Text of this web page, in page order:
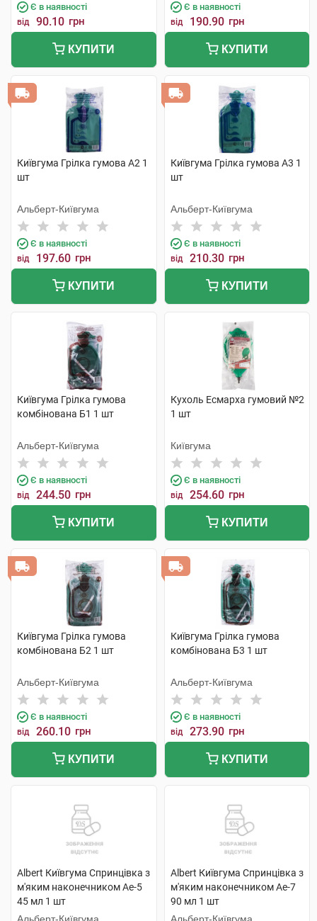
Є в наявності
від 90.10 грн
КУПИТИ
Є в наявності
від 190.90 грн
КУПИТИ
Київгума Грілка гумова А2 1
шт
Альберт-Київгума
Є в наявності
від 197.60 грн
КУПИТИ
Київгума Грілка гумова А3 1
шт
Альберт-Київгума
Є в наявності
від 210.30 грн
КУПИТИ
Київгума Грілка гумова
комбінована Б1 1 шт
Альберт-Київгума
Є в наявності
від 244.50 грн
КУПИТИ
Кухоль Есмарха гумовий №2
1 шт
Київгума
Є в наявності
від 254.60 грн
КУПИТИ
Київгума Грілка гумова
комбінована Б2 1 шт
Альберт-Київгума
Є в наявності
від 260.10 грн
КУПИТИ
Київгума Грілка гумова
комбінована Б3 1 шт
Альберт-Київгума
Є в наявності
від 273.90 грн
КУПИТИ
Albert Київгума Спринцівка з
м'яким наконечником Ае-5
45 мл 1 шт
Albert Київгума Спринцівка з
м'яким наконечником Ае-7
90 мл 1 шт